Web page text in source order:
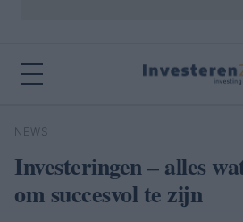
Zoeken
NEWS
Investeringen – alles
om succesvol te zijn